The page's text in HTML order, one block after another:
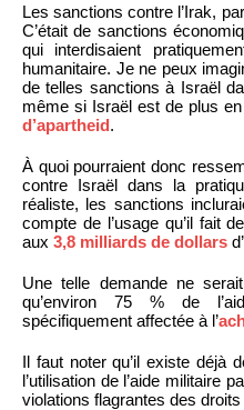
Les sanctions contre l’Irak,
C’était de sanctions
qui interdisaient
humanitaire. Je ne peux
de telles sanctions à Israël
même si Israël est de plus
d’apartheid.
À quoi pourraient donc
contre Israël dans la
réaliste, les sanctions
compte de l’usage qu’il fait
aux 3,8 milliards de dollars
Une telle demande ne
qu’environ 75 % de
spécifiquement affectée à l’
Il faut noter qu’il existe déjà
l’utilisation de l’aide militaire
violations flagrantes des droits